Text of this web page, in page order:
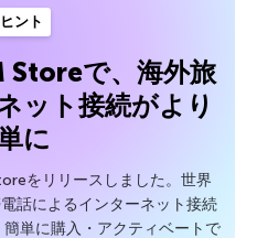
ヒント
Storeで、海外旅
ット接続がより
に
をリリースしました。世界
話によるインターネット接続
単に購入・アクティベートで